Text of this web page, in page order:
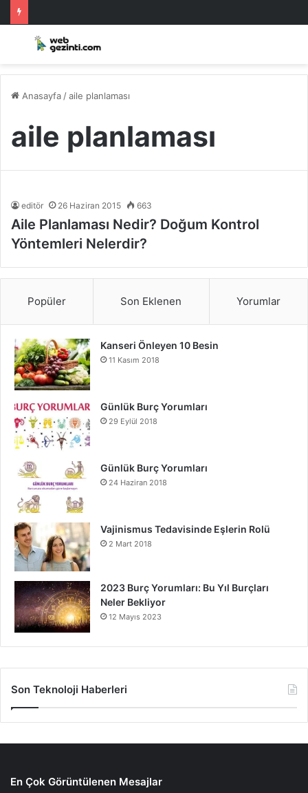
Anasayfa /aile planlaması
aile planlaması
editör 26 Haziran 2015 663
Aile Planlaması Nedir? Doğum Kontrol
Yöntemleri Nelerdir?
Popüler Son Eklenen Yorumlar
Kanseri Önleyen 10 Besin
11 Kasım 2018
Günlük Burç Yorumları
29 Eylül 2018
Günlük Burç Yorumları
24 Haziran 2018
Vajinismus Tedavisinde Eşlerin Rolü
2 Mart 2018
2023 Burç Yorumları: Bu Yıl Burçları
Neler Bekliyor
12 Mayıs 2023
Son Teknoloji Haberleri
En Çok Görüntülenen Mesajlar